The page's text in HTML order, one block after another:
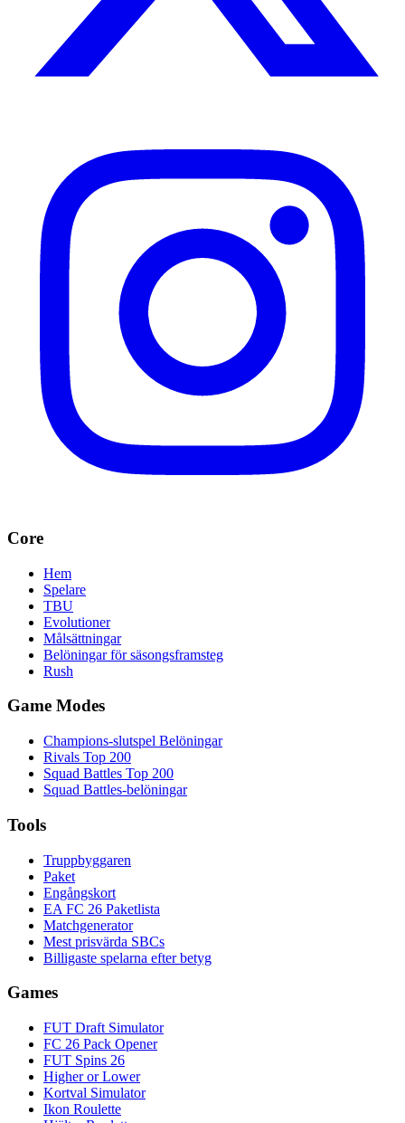
Core
Hem
Spelare
TBU
Evolutioner
Målsättningar
Belöningar för säsongsframsteg
Rush
Game Modes
Champions-slutspel Belöningar
Rivals Top 200
Squad Battles Top 200
Squad Battles-belöningar
Tools
Truppbyggaren
Paket
Engångskort
EA FC 26 Paketlista
Matchgenerator
Mest prisvärda SBCs
Billigaste spelarna efter betyg
Games
FUT Draft Simulator
FC 26 Pack Opener
FUT Spins 26
Higher or Lower
Kortval Simulator
Ikon Roulette